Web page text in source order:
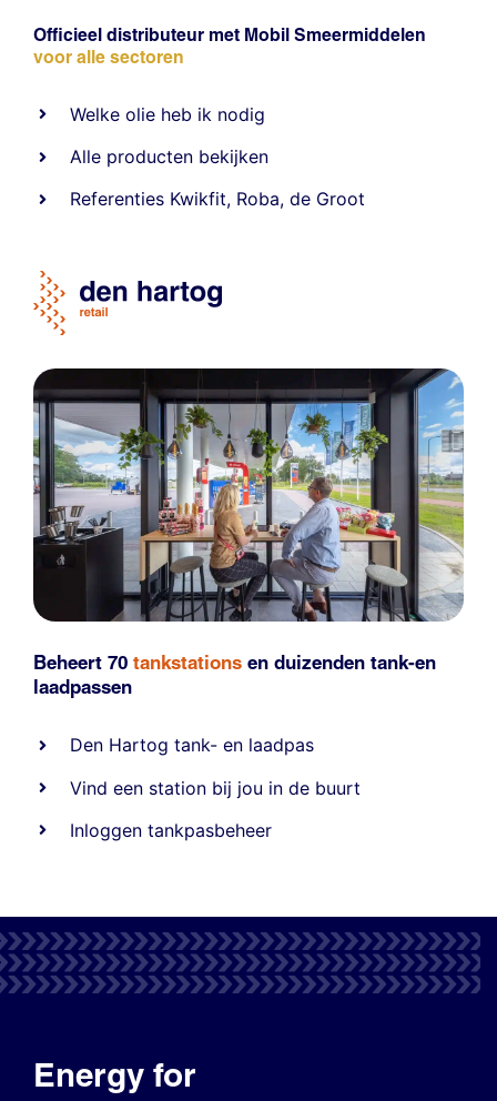
Officieel distributeur met Mobil Smeermiddelen
voor alle sectoren
Welke olie heb ik nodig
Alle producten bekijken
Referenties Kwikfit, Roba,de Groot
Beheert 70 tankstations en duizenden tank-en
laadpassen
Den Hartog tank- en laadpas
Vind een station bij jou in de buurt
Inloggen tankpasbeheer
Energy for